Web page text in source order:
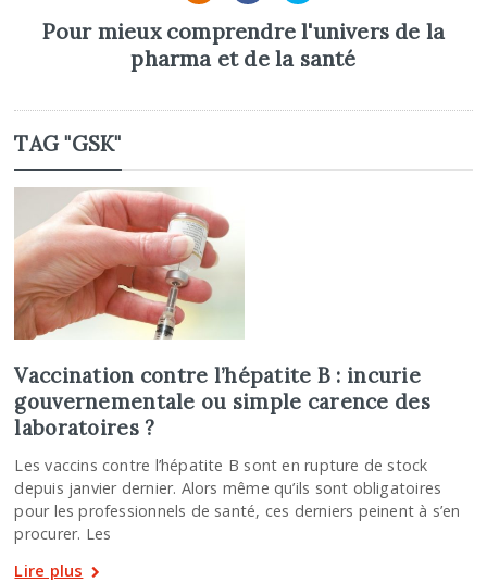
Pour mieux comprendre l'univers de la
pharma et de la santé
TAG "GSK"
Vaccination contre l’hépatite B : incurie
gouvernementale ou simple carence des
laboratoires ?
Les vaccins contre l’hépatite B sont en rupture de stock
depuis janvier dernier. Alors même qu’ils sont obligatoires
pour les professionnels de santé, ces derniers peinent à s’en
procurer. Les
Lire plus